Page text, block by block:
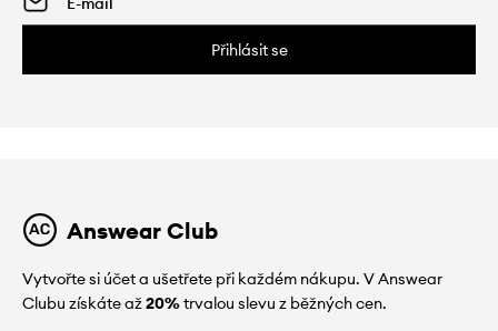
Přihlásit se
Answear Club
Vytvořte si účet a ušetřete při každém nákupu. V Answear
Clubu získáte až20%trvalou slevu z běžných cen.